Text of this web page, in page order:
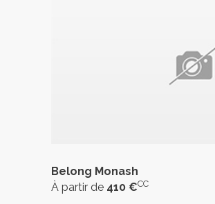
Belong Monash
À partir de 410 €CC